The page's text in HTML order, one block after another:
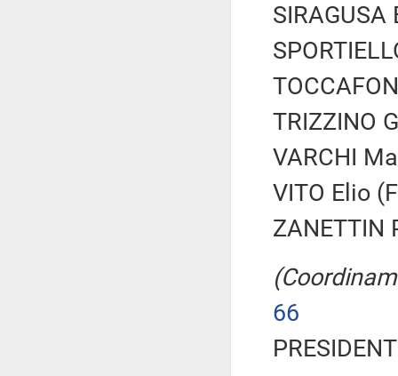
TRIZZINO
VARCHI
VITO Elio
ZANETTIN
66